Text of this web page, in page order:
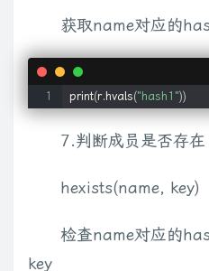
获取name对应的
print(r.hvals("hash1"))
7.判断成员是否存在
hexists(name, key)
检查name对应的
key